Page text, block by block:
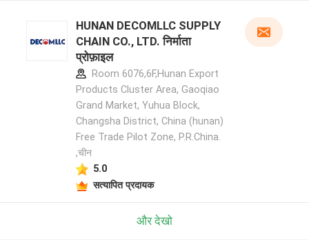
HUNAN DECOMLLC SUPPLY
CHAIN CO., LTD. निर्माता
प्रोफ़ाइल
Room 6076,6F,Hunan Export
Products Cluster Area, Gaoqiao
Grand Market, Yuhua Block,
Changsha District, China (hunan)
Free Trade Pilot Zone, P.R.China.
,चीन
5.0
सत्यापित प्रदायक
और देखो